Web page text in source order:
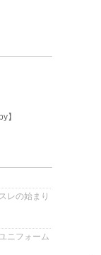
】
レの始まり
ニフォーム